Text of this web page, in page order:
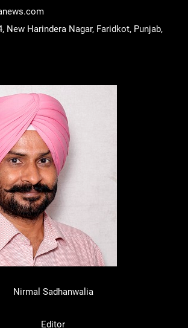
New Harindera Nagar, Faridkot, Punjab,
Nirmal Sadhanwalia
Editor